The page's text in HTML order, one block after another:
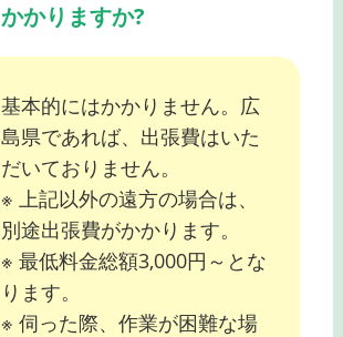
かかりますか?
基本的にはかかりません。広
島県であれば、出張費はいた
だいておりません。
※ 上記以外の遠方の場合は、
別途出張費がかかります。
※ 最低料金総額3,000円～とな
ります。
※ 伺った際、作業が困難な場